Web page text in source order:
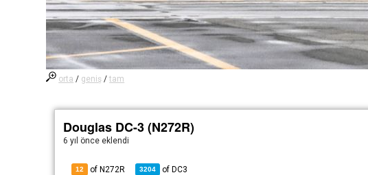
orta / geniş /tam
Douglas DC-3 (N272R)
6 yıl önce eklendi
12 of N272R 3204 of DC3